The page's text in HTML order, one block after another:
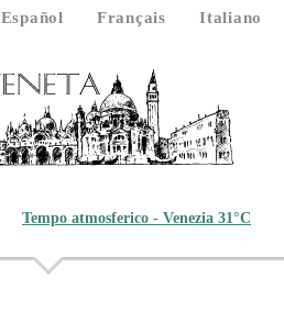
Español Français
Italiano
Tempo atmosferico - Venezia 31°C